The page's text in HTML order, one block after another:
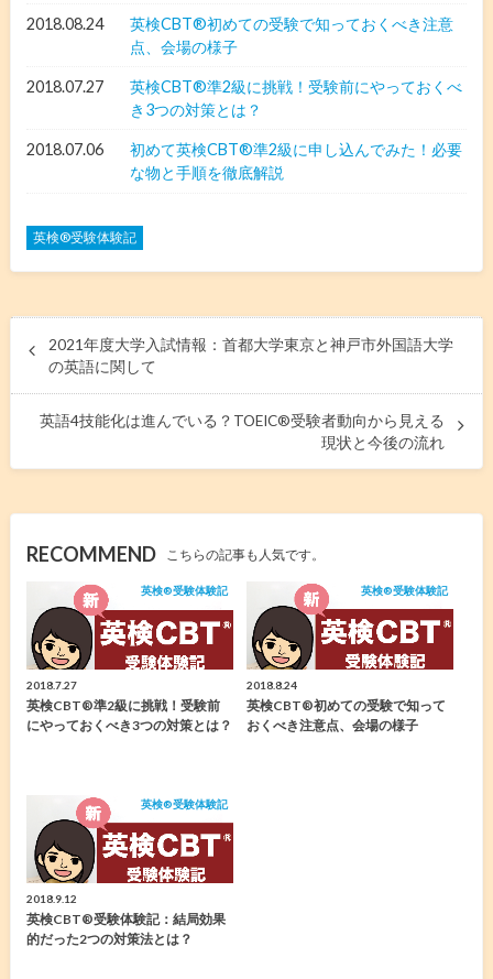
2018.08.24
英検CBT®️初めての受験で知っておくべき注意
点、会場の様子
2018.07.27
英検CBT®️準2級に挑戦！受験前にやっておくべ
き3つの対策とは？
2018.07.06
初めて英検CBT®︎準2級に申し込んでみた！必要
な物と手順を徹底解説
英検®︎受験体験記
2021年度大学入試情報：首都大学東京と神戸市外国語大学
の英語に関して
英語4技能化は進んでいる？TOEIC®︎受験者動向から見える
現状と今後の流れ
RECOMMEND こちらの記事も人気です。
英検®︎受験体験記
2018.7.27
英検CBT®️準2級に挑戦！受験前
にやっておくべき3つの対策とは？
英検®︎受験体験記
2018.8.24
英検CBT®️初めての受験で知って
おくべき注意点、会場の様子
英検®︎受験体験記
2018.9.12
英検CBT®️受験体験記：結局効果
的だった2つの対策法とは？